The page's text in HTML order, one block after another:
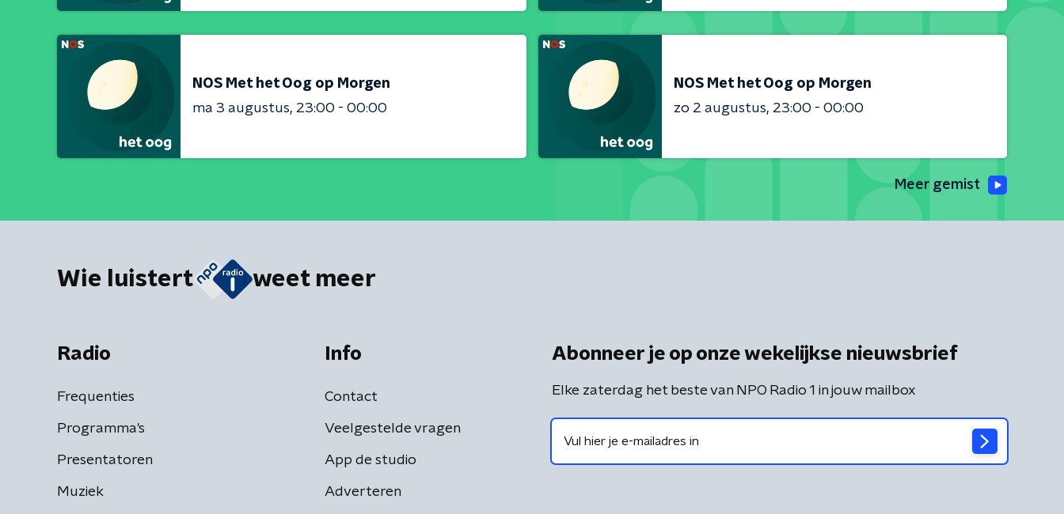
NOS Met het Oog op Morgen
ma 3 augustus 23:00 - 00:00
NOS Met het Oog op Morgen
zo 2 augustus 23:00 - 00:00
Meer gemist
Wie luistert weet meer
Radio
Frequenties
Programma's
Presentatoren
Muziek
Info
Contact
Veelgestelde vragen
App de studio
Adverteren
Abonneer je op onze wekelijkse nieuwsbrief
Elke zaterdag het beste van NPO Radio 1 in jouw mailbox